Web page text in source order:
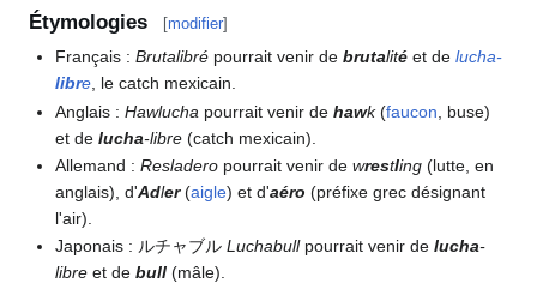
Étymologies [modifier]
Français :Brutalibré pourrait venir debrutalité et delucha-
libre , le catch mexicain.
Anglais :Hawlucha pourrait venir dehawk(faucon , buse)
et delucha-libre (catch mexicain).
Allemand :Resladero pourrait venir dewrestling (lutte, en
anglais), d'Adler(aigle) et d'aéro (préfixe grec désignant
l'air).
Japonais : ルチャブルLuchabullpourrait venir delucha-
libre et debull (mâle).